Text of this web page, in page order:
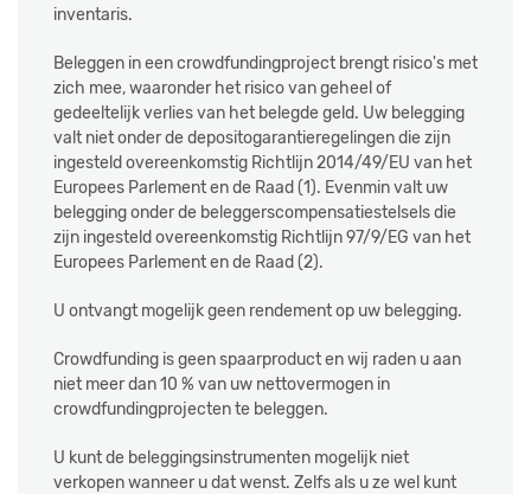
inventaris.
Beleggen in een crowdfundingproject brengt risico's met
zich mee, waaronder het risico van geheel of
gedeeltelijk verlies van het belegde geld. Uw belegging
valt niet onder de depositogarantieregelingen die zijn
ingesteld overeenkomstig Richtlijn 2014/49/EU van het
Europees Parlement en de Raad (1). Evenmin valt uw
belegging onder de beleggerscompensatiestelsels die
zijn ingesteld overeenkomstig Richtlijn 97/9/EG van het
Europees Parlement en de Raad (2).
U ontvangt mogelijk geen rendement op uw belegging.
Crowdfunding is geen spaarproduct en wij raden u aan
niet meer dan 10 % van uw nettovermogen in
crowdfundingprojecten te beleggen.
U kunt de beleggingsinstrumenten mogelijk niet
verkopen wanneer u dat wenst. Zelfs als u ze wel kunt